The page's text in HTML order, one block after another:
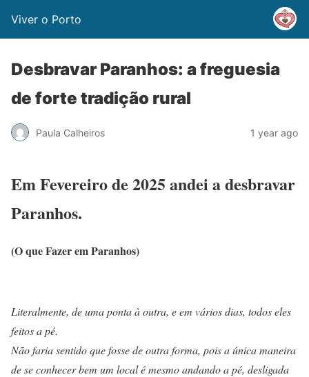
Viver o Porto
Desbravar Paranhos: a freguesia
de forte tradição rural
Paula Calheiros 1 year ago
Em Fevereiro de 2025 andei a desbravar
Paranhos.
(O que Fazer em Paranhos)
Literalmente, de uma ponta à outra, e em vários dias, todos eles
feitos a pé.
Não faria sentido que fosse de outra forma, pois a única maneira
de se conhecer bem um local é mesmo andando a pé, desligada